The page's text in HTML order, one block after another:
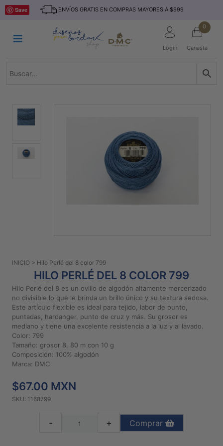
Saltar
ENVÍOS GRATIS EN COMPRAS MAYORES A $999
Login
0
Canasta
INICIO
TEJIDO
TELAS
MARCAS
Preguntas
frecuentes
Aviso De
Privacidad
Políticas
Compra
2026
Save
INICIO > Hilo Perlé del 8 color 799
HILO PERLÉ DEL 8 COLOR 799
Hilo Perlé del 8 es un ovillo de algodón altamente mercerizado
no divisible lo que le brinda un brillo único y su textura sedosa.
Este artículo flexible es ideal para tejido, labor de punto,
puntadas, hardanger, punto de cruz y más. Su grosor es
mediano y tiene una excelente resistencia a la luz y al lavado.
Color: 799
Tamaño: grosor 8, 80 m con 10 g
Composición: 100% algodón
Marca: DMC
$67.00 MXN
SKU: 1168799
- + Comprar